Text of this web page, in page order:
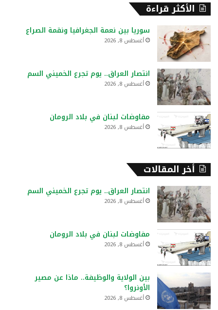
ن
الأكثر قراءة
سوريا بين نعمة الجغرافيا ونقمة الصراع
أغسطس 8, 2026
انتصار العراق.. يوم تجرع الخميني السم
أغسطس 8, 2026
مفاوضات لبنان في بلاد الرومان
أغسطس 8, 2026
أخر المقالات
انتصار العراق.. يوم تجرع الخميني السم
أغسطس 8, 2026
مفاوضات لبنان في بلاد الرومان
أغسطس 8, 2026
بين الولاية والوظيفة.. ماذا عن مصير
الأونروا؟
أغسطس 8, 2026